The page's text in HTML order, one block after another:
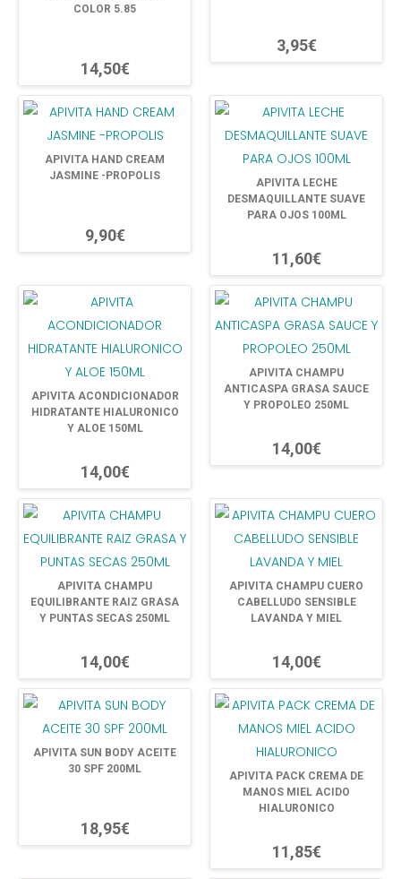
COLOR 5.85
14,50€
3,95€
APIVITA HAND CREAM
JASMINE -PROPOLIS
9,90€
APIVITA LECHE
DESMAQUILLANTE SUAVE
PARA OJOS 100ML
11,60€
APIVITA ACONDICIONADOR
HIDRATANTE HIALURONICO
Y ALOE 150ML
14,00€
APIVITA CHAMPU
ANTICASPA GRASA SAUCE
Y PROPOLEO 250ML
14,00€
APIVITA CHAMPU
EQUILIBRANTE RAIZ GRASA
Y PUNTAS SECAS 250ML
14,00€
APIVITA CHAMPU CUERO
CABELLUDO SENSIBLE
LAVANDA Y MIEL
14,00€
APIVITA SUN BODY ACEITE
30 SPF 200ML
18,95€
APIVITA PACK CREMA DE
MANOS MIEL ACIDO
HIALURONICO
11,85€